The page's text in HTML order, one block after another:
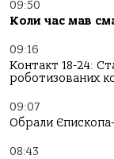
09:50
Коли час мав
09:16
Контакт 18-24:
роботизованих
09:07
Обрали Єпископа-
08:43